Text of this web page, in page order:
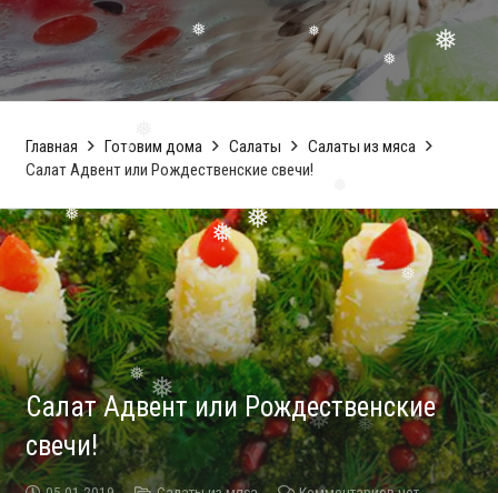
❅
❅ ❅
❅
❅
❅
❅
❅
❅
❅
❅
❅
Главная Готовим дома Салаты
Салаты из мяса
Салат Адвент или Рождественские свечи!
Салат Адвент или Рождественские
свечи!